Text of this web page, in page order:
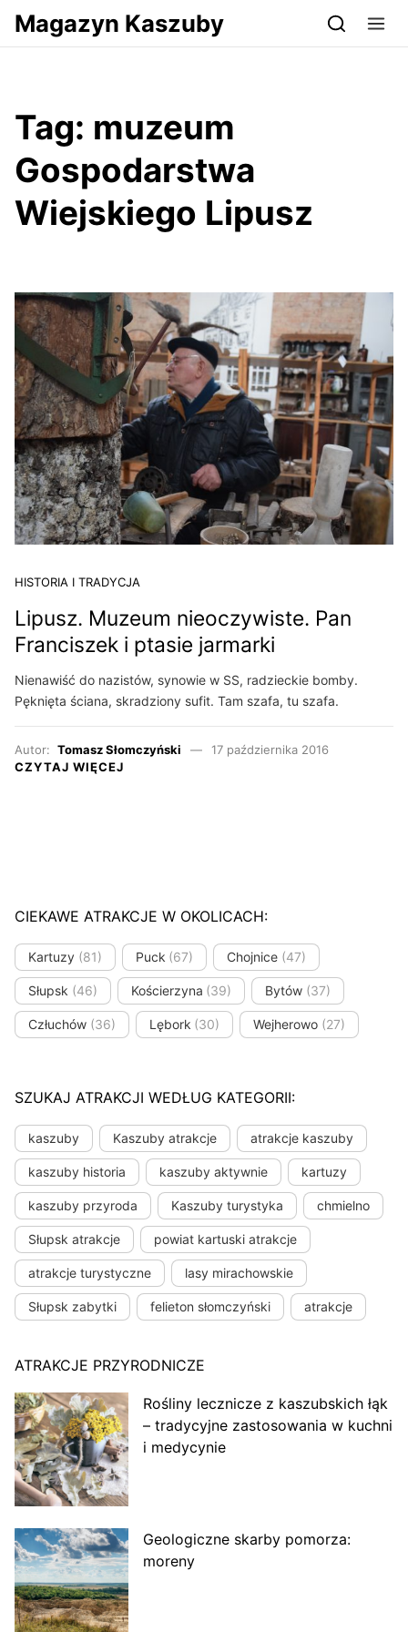
Przejdź do serwisu magazynkaszuby.pl
Magazyn Kaszuby
Tag: muzeum
Gospodarstwa
Wiejskiego Lipusz
HISTORIA I TRADYCJA
Lipusz. Muzeum nieoczywiste. Pan
Franciszek i ptasie jarmarki
Nienawiść do nazistów, synowie w SS, radzieckie bomby.
Pęknięta ściana, skradziony sufit. Tam szafa, tu szafa.
Autor: Tomasz Słomczyński
17 października 2016
CZYTAJ WIĘCEJ
CIEKAWE ATRAKCJE W OKOLICACH:
Kartuzy (81) Puck (67) Chojnice (47)
Słupsk (46) Kościerzyna (39) Bytów (37)
Człuchów (36) Lębork (30) Wejherowo (27)
SZUKAJ ATRAKCJI WEDŁUG KATEGORII:
kaszuby Kaszuby atrakcje atrakcje kaszuby
kaszuby historia kaszuby aktywnie kartuzy
kaszuby przyroda Kaszuby turystyka chmielno
Słupsk atrakcje powiat kartuski atrakcje
atrakcje turystyczne lasy mirachowskie
Słupsk zabytki felieton słomczyński atrakcje
ATRAKCJE PRZYRODNICZE
Rośliny lecznicze z kaszubskich łąk
– tradycyjne zastosowania w kuchni
i medycynie
Geologiczne skarby pomorza:
moreny